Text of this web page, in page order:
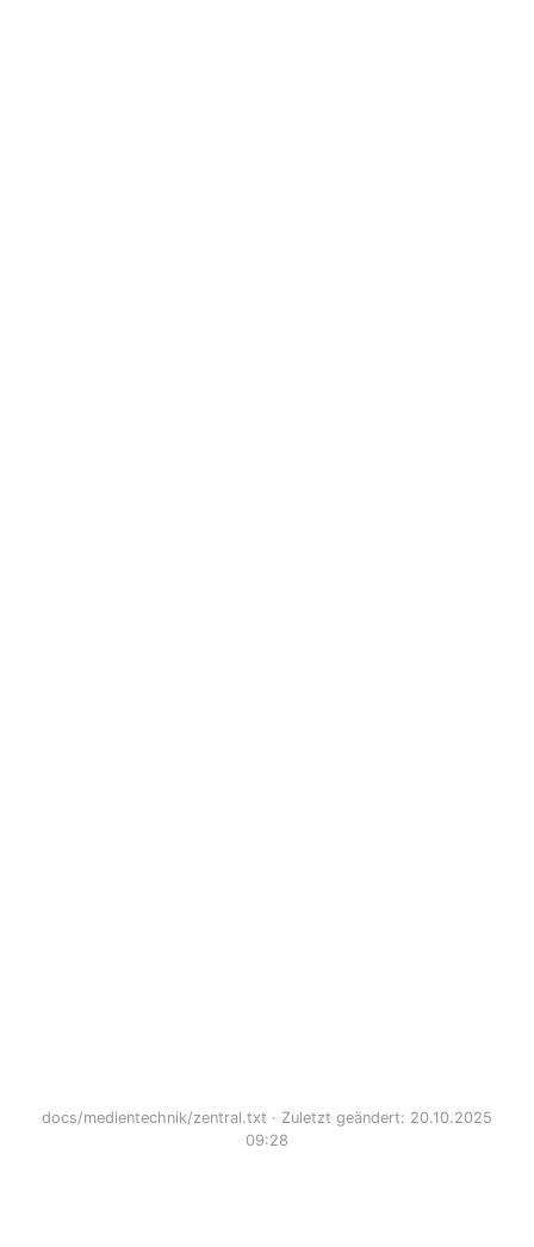
docs/medientechnik/zentral.txt · Zuletzt geändert: 20.10.2025
09:28